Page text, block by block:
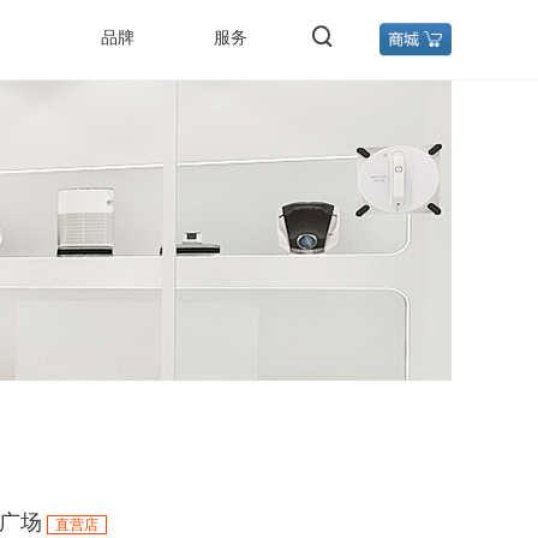
品牌 服务
场 直营店